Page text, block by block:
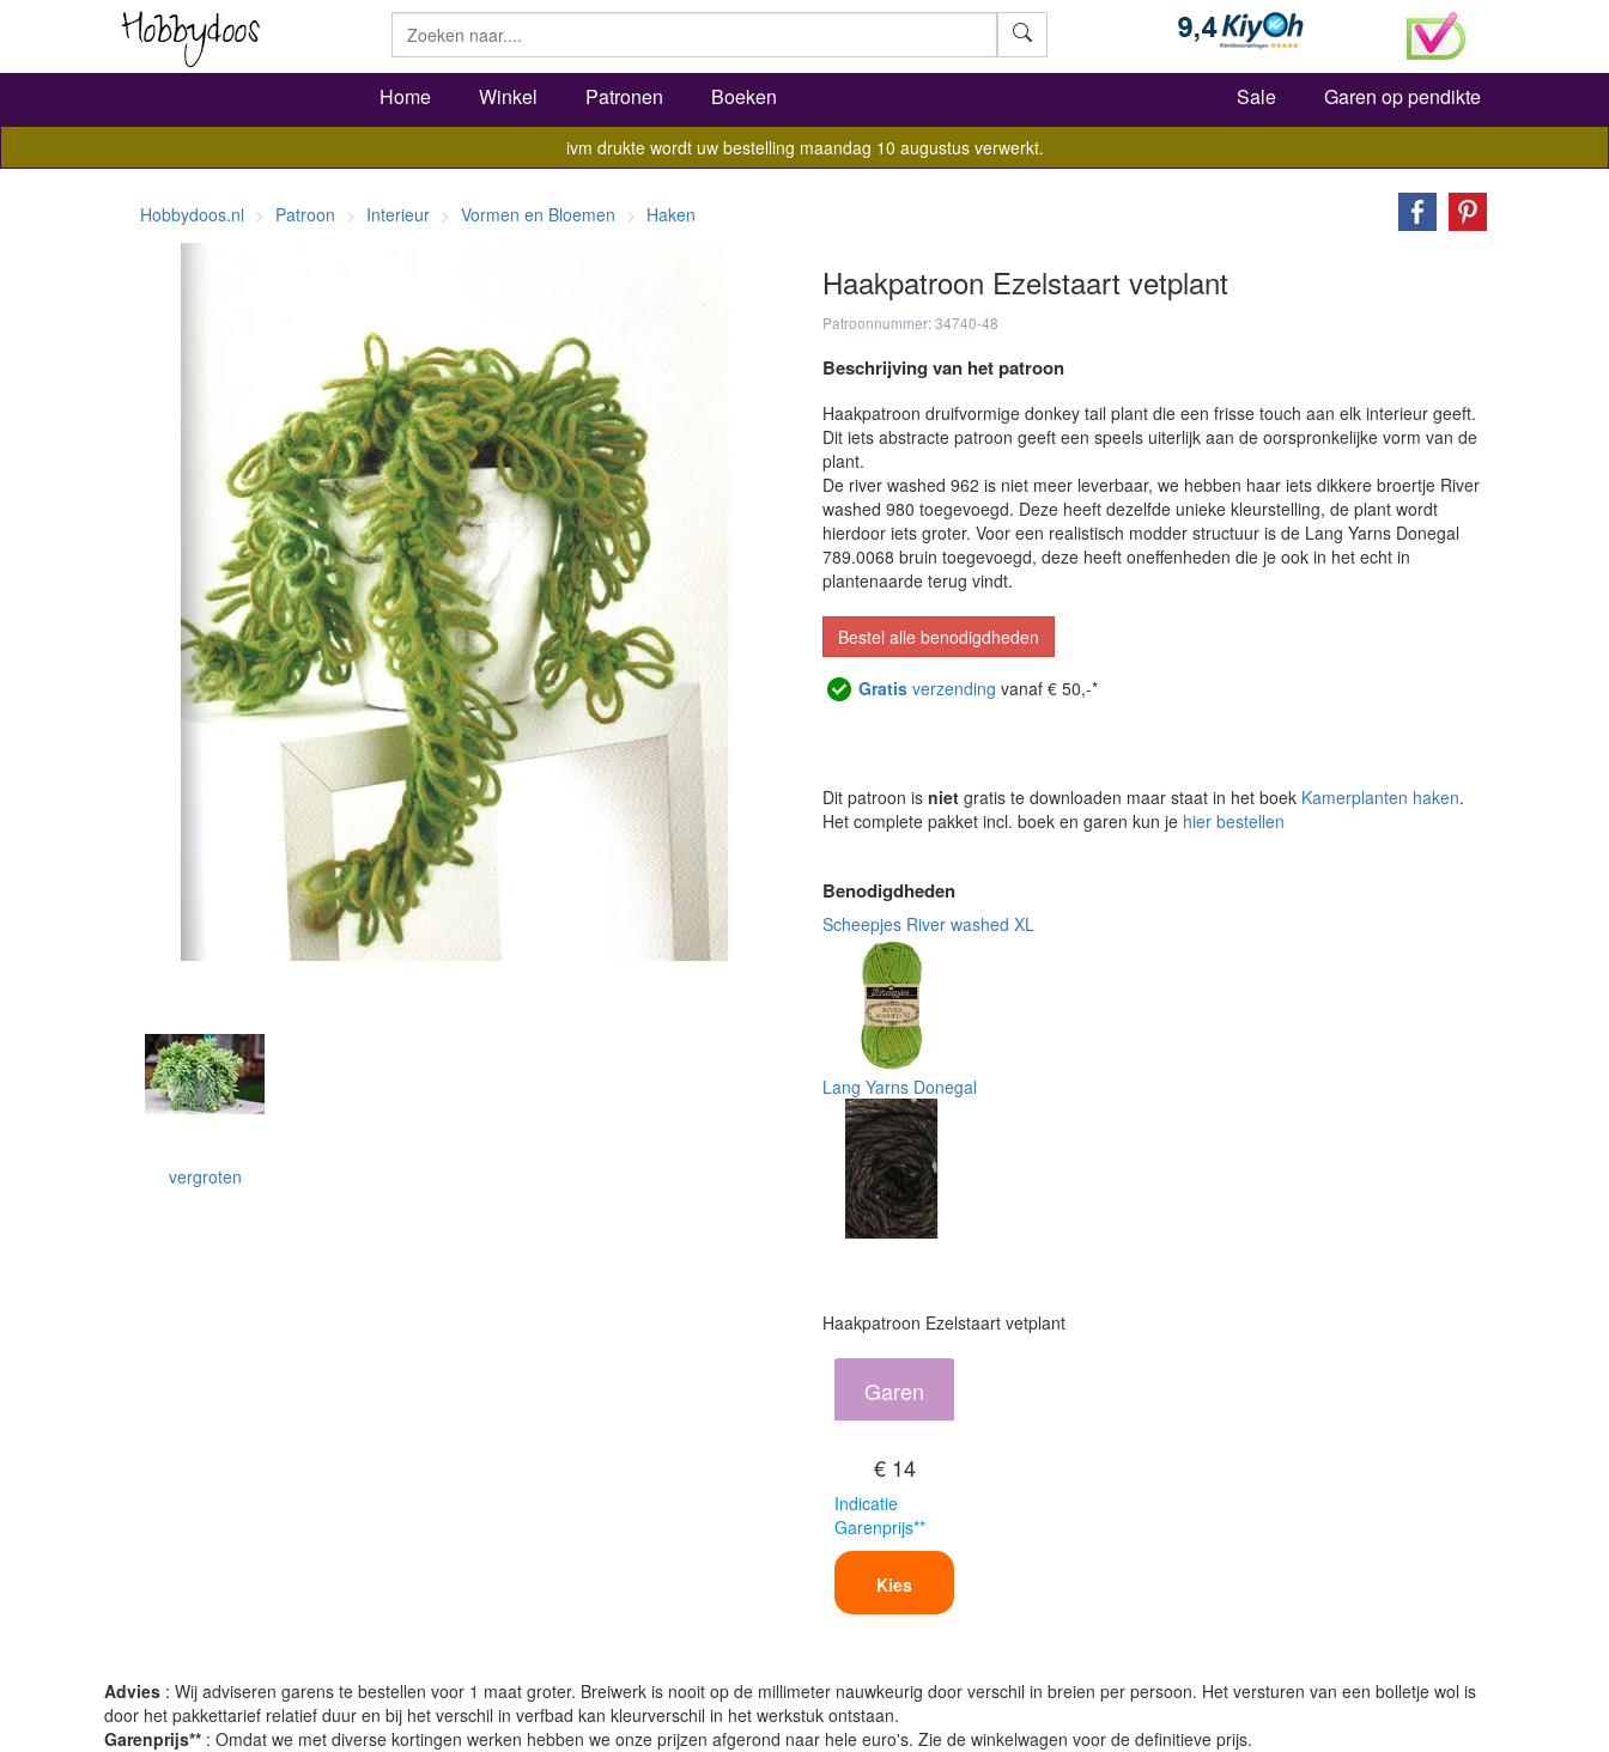
Zoeken
Home Winkel Patronen Boeken Sale Garen op pendikte
ivm drukte wordt uw bestelling maandag 10 augustus verwerkt.
Hobbydoos.nl Patroon Interieur Vormen en Bloemen Haken
vergroten
Haakpatroon Ezelstaart vetplant
Patroonnummer: 34740-48
Beschrijving van het patroon
Haakpatroon druifvormige donkey tail plant die een frisse touch aan elk interieur geeft.
Dit iets abstracte patroon geeft een speels uiterlijk aan de oorspronkelijke vorm van de
plant.
De river washed 962 is niet meer leverbaar, we hebben haar iets dikkere broertje River
washed 980 toegevoegd. Deze heeft dezelfde unieke kleurstelling, de plant wordt
hierdoor iets groter. Voor een realistisch modder structuur is de Lang Yarns Donegal
789.0068 bruin toegevoegd, deze heeft oneffenheden die je ook in het echt in
plantenaarde terug vindt.
Bestel alle benodigdheden
Gratis verzending vanaf € 50,-*
Dit patroon is niet gratis te downloaden maar staat in het boek Kamerplanten haken.
Het complete pakket incl. boek en garen kun je hier bestellen
Benodigdheden
Scheepjes River washed XL
Lang Yarns Donegal
Haakpatroon Ezelstaart vetplant
Garen
€ 14
Indicatie
Garenprijs**
Kies
Advies : Wij adviseren garens te bestellen voor 1 maat groter. Breiwerk is nooit op de millimeter nauwkeurig door verschil in breien per persoon. Het versturen van een bolletje wol is
door het pakkettarief relatief duur en bij het verschil in verfbad kan kleurverschil in het werkstuk ontstaan.
Garenprijs** : Omdat we met diverse kortingen werken hebben we onze prijzen afgerond naar hele euro's. Zie de winkelwagen voor de definitieve prijs.